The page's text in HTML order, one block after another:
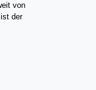
von
der